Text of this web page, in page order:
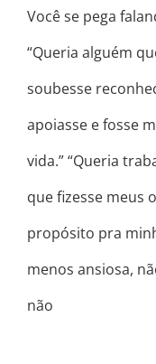
Você se pega
“Queria alguém
soubesse
apoiasse e fosse
vida.” “Queria
que fizesse meus
propósito pra
menos ansiosa,
não